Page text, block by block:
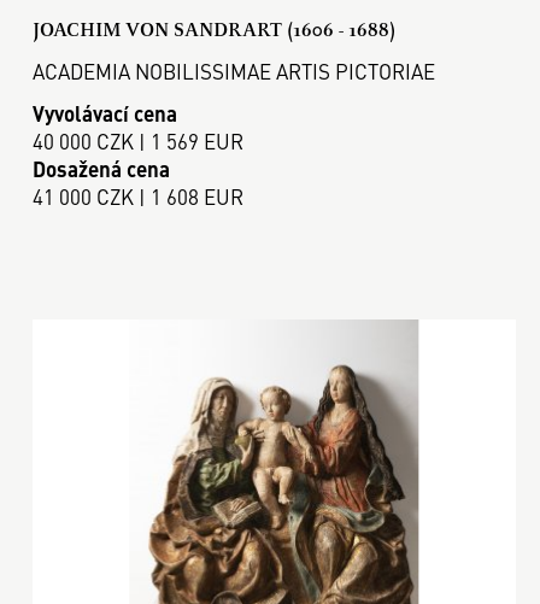
JOACHIM VON SANDRART (1606 - 1688)
ACADEMIA NOBILISSIMAE ARTIS PICTORIAE
Vyvolávací cena
40 000 CZK | 1 569 EUR
Dosažená cena
41 000 CZK | 1 608 EUR